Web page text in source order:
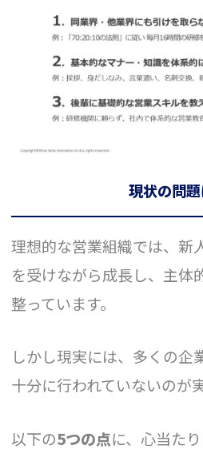
現状の問題
理想的な営業組織では、新
を受けながら成長し、主体
整っています。
しかし現実には、多くの企
十分に行われていないのが
以下の5つの点に、心当た